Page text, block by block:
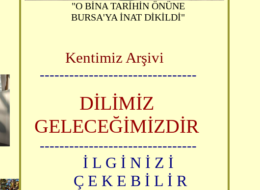
"O BİNA TARİHİN ÖNÜNE
BURSA'YA İNAT DİKİLDİ"
Kentimiz Arşivi
--------------------------------
DİLİMİZ
GELECEĞİMİZDİR
--------------------------------
İ L G İ N İ Z İ
Ç E K E B İ L İ R